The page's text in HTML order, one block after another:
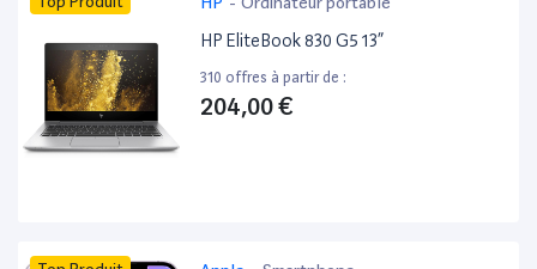
HP EliteBook 830 G5 13”
310 offres à partir de :
204,00 €